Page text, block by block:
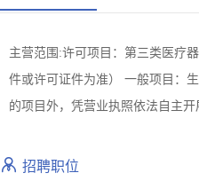
主营范围:许可项目：第三类医疗
件或许可证件为准） 一般项目：
的项目外，凭营业执照依法自主开
招聘职位